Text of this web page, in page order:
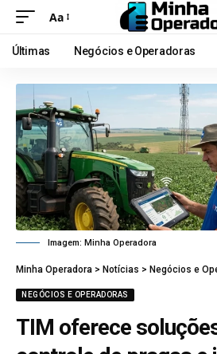
Aa
Últimas Negócios e Operadoras
Imagem: Minha Operadora
Minha Operadora > Notícias > Negócios e
NEGÓCIOS E OPERADORAS
TIM oferece